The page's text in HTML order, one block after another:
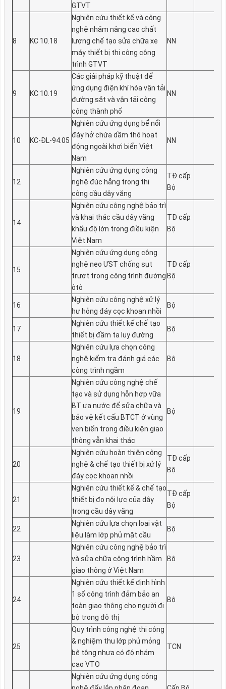
GTVT
8 KC 10.18
Nghiên cứu thiết kế và công
nghệ nhằm nâng cao chất
lư­ợng chế tạo sửa chữa xe
máy thiết bị thi công công
trình GTVT
NN
9 KC 10.19
Các giải pháp kỹ thuật để
ứng dụng điện khí hóa vận tải
đư­ờng sắt và vận tải công
cộng thành phố
NN
10 KC-ĐL-94.05
Nghiên cứu ứng dụng bể nổi
đáy hở chứa dầm thô hoạt
động ngoài khơi biển Việt
Nam
NN
12
Nghiên cứu ứng dụng công
nghệ đúc hẫng trong thi
công cầu dây văng
TĐ cấp
Bộ
14
Nghiên cứu công nghệ bảo trì
và khai thác cầu dây văng
khẩu độ lớn trong điều kiện
Việt Nam
TĐ cấp
Bộ
15
Nghiên cứu ứng dụng công
nghệ neo ƯST chống sụt
trượt trong công trình đ­ường
ôtô
TĐ cấp
Bộ
16
Nghiên cứu công nghệ xử lý
hư­ hỏng đáy cọc khoan nhồi
Bộ
17
Nghiên cứu thiết kế chế tạo
thiết bị đầm ta luy đư­ờng
Bộ
18
Nghiên cứu lựa chọn công
nghệ kiểm tra đánh giá các
công trình ngầm
Bộ
19
Nghiên cứu công nghệ chế
tạo và sử dụng hỗn hợp vữa
BT ư­a nư­ớc để sửa chữa và
bảo vệ kết cấu BTCT ở vùng
ven biển trong điều kiện giao
thông vẫn khai thác
Bộ
20
Nghiên cứu hoàn thiện công
nghệ & chế tạo thiết bị xử lý
đáy cọc khoan nhồi
TĐ cấp
Bộ
21
Nghiên cứu thiết kế & chế tạo
thiết bị đo nội lực của dây
trong cầu dây văng
TĐ cấp
Bộ
22
Nghiên cứu lựa chọn loại vật
liệu làm lớp phủ mặt cầu
Bộ
23
Nghiên cứu công nghệ bảo trì
và sửa chữa công trình hầm
giao thông ở Việt Nam
Bộ
24
Nghiên cứu thiết kế định hình
1 số công trình đảm bảo an
toàn giao thông cho ng­ười đi
bộ trong đô thị
Bộ
25
Quy trình công nghệ thi công
& nghiệm thu lớp phủ mỏng
bê tông nhựa có độ nhám
cao VTO
TCN
Nghiên cứu ứng dụng công